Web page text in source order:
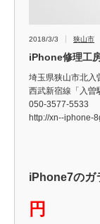
2018/3/3 狭山市
iPhone修理工
埼玉県狭山市北入
西武新宿線「入曽
050-3577-5533
http://xn--iphone-
iPhone7のガ
円